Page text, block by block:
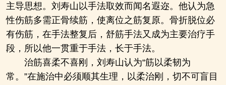
主导思想。刘寿山以手法取效而闻名遐迩。他认为急
性伤筋多需正骨续筋，使离位之筋复原。骨折脱位必
有伤筋，在手法整复后，舒筋手法又成为主要治疗手
段，所以他一贯重于手法，长于手法。
治筋喜柔不喜刚，刘寿山认为“筋以柔韧为
常。”在施治中必须顺其生理，以柔治刚，切不可盲目